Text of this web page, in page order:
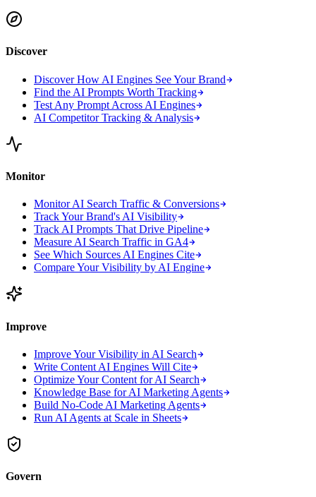
Discover
Discover How AI Engines See Your Brand
Find the AI Prompts Worth Tracking
Test Any Prompt Across AI Engines
AI Competitor Tracking & Analysis
Monitor
Monitor AI Search Traffic & Conversions
Track Your Brand's AI Visibility
Track AI Prompts That Drive Pipeline
Measure AI Search Traffic in GA4
See Which Sources AI Engines Cite
Compare Your Visibility by AI Engine
Improve
Improve Your Visibility in AI Search
Write Content AI Engines Will Cite
Optimize Your Content for AI Search
Knowledge Base for AI Marketing Agents
Build No-Code AI Marketing Agents
Run AI Agents at Scale in Sheets
Govern